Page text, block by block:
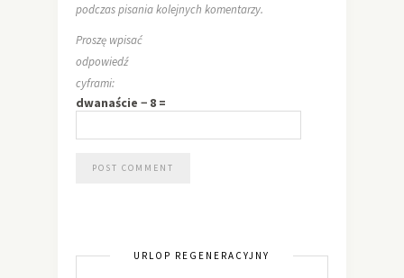
podczas pisania kolejnych komentarzy.
Proszę wpisać
odpowiedź
cyframi:
dwanaście − 8 =
URLOP REGENERACYJNY